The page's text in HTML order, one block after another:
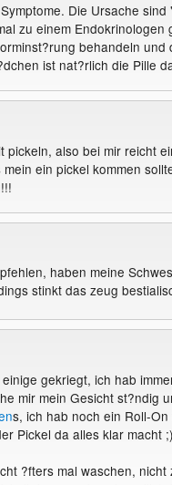
Die Ursache sind
zu einem Endokrinologen
behandeln und
ist nat?rlich die Pille
pickeln, also bei mir reicht
ein pickel kommen
haben meine
stinkt das zeug
gekriegt, ich hab
mir mein Gesicht st?ndig
s, ich hab noch ein Roll-
Pickel da alles klar macht
?fters mal waschen,